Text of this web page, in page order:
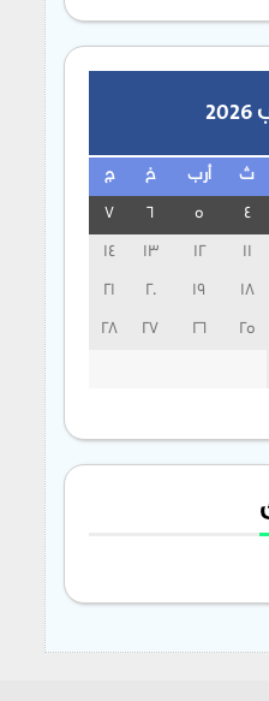
ث أرب خ ج
4
5
6
7
11
12
13
14
18
19
20
21
25
26
27
28